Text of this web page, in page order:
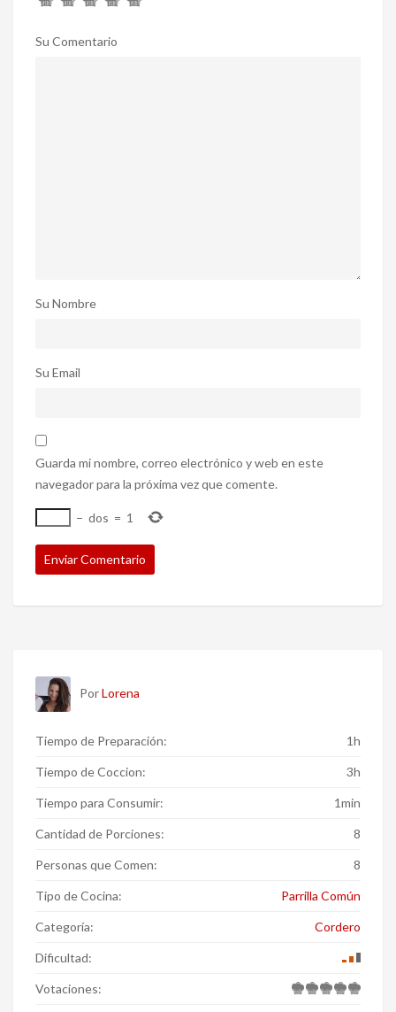
Su Comentario
Su Nombre
Su Email
Guarda mi nombre, correo electrónico y web en este
navegador para la próxima vez que comente.
− dos = 1
PorLorena
Tiempo de Preparación: 1h
Tiempo de Coccion: 3h
Tiempo para Consumir: 1min
Cantidad de Porciones: 8
Personas que Comen: 8
Tipo de Cocina: Parrilla Común
Categoría: Cordero
Dificultad:
Votaciones: